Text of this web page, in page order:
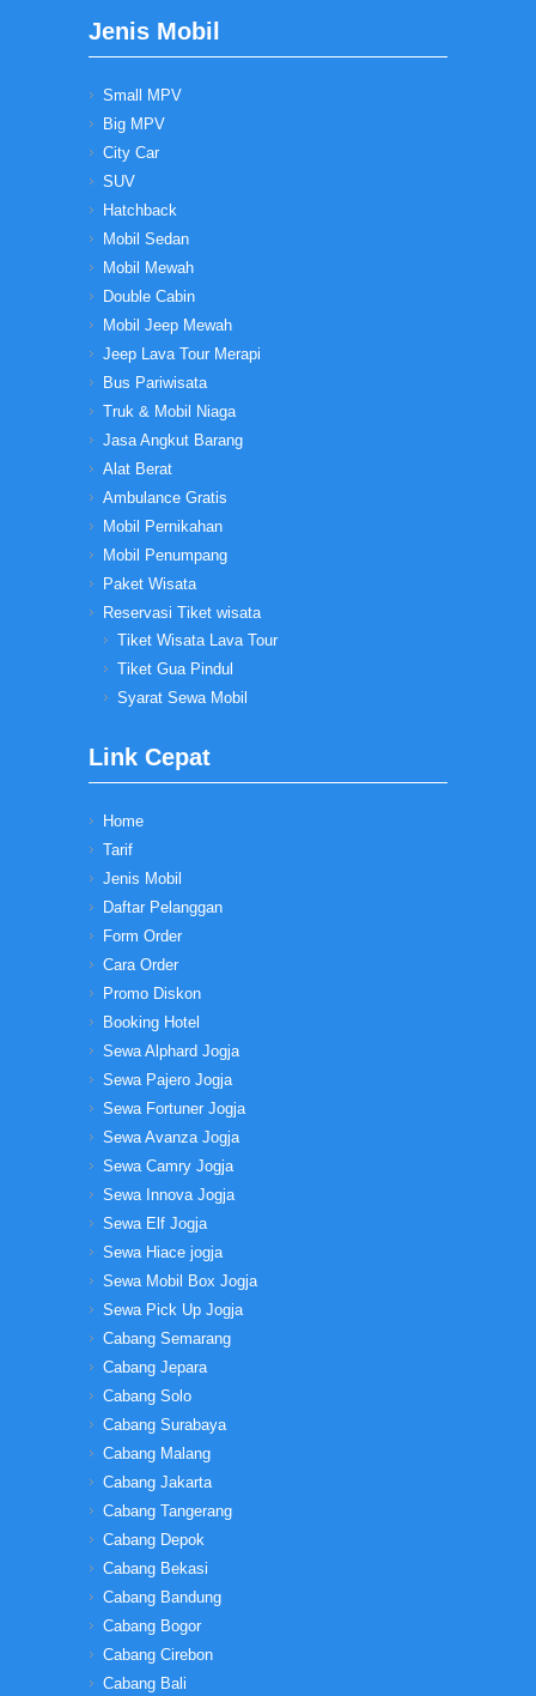
Jenis Mobil
Small MPV
Big MPV
City Car
SUV
Hatchback
Mobil Sedan
Mobil Mewah
Double Cabin
Mobil Jeep Mewah
Jeep Lava Tour Merapi
Bus Pariwisata
Truk & Mobil Niaga
Jasa Angkut Barang
Alat Berat
Ambulance Gratis
Mobil Pernikahan
Mobil Penumpang
Paket Wisata
Reservasi Tiket wisata
Tiket Wisata Lava Tour
Tiket Gua Pindul
Syarat Sewa Mobil
Link Cepat
Home
Tarif
Jenis Mobil
Daftar Pelanggan
Form Order
Cara Order
Promo Diskon
Booking Hotel
Sewa Alphard Jogja
Sewa Pajero Jogja
Sewa Fortuner Jogja
Sewa Avanza Jogja
Sewa Camry Jogja
Sewa Innova Jogja
Sewa Elf Jogja
Sewa Hiace jogja
Sewa Mobil Box Jogja
Sewa Pick Up Jogja
Cabang Semarang
Cabang Jepara
Cabang Solo
Cabang Surabaya
Cabang Malang
Cabang Jakarta
Cabang Tangerang
Cabang Depok
Cabang Bekasi
Cabang Bandung
Cabang Bogor
Cabang Cirebon
Cabang Bali